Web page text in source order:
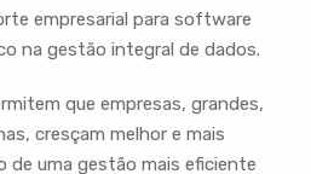
empresarial para software
na gestão integral de dados.
que empresas, grandes,
cresçam melhor e mais
de uma gestão mais eficiente